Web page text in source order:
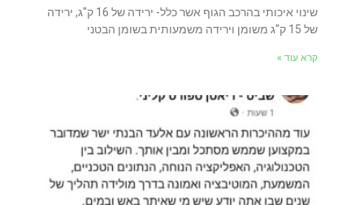
שינוי איכותי בהרכב הגוף אשר כלל- ירידה של 16 ק"ג, ירידה
של 15 ק"ג משומן וירידה משמעותית בשומן הבטני
קרא עוד »